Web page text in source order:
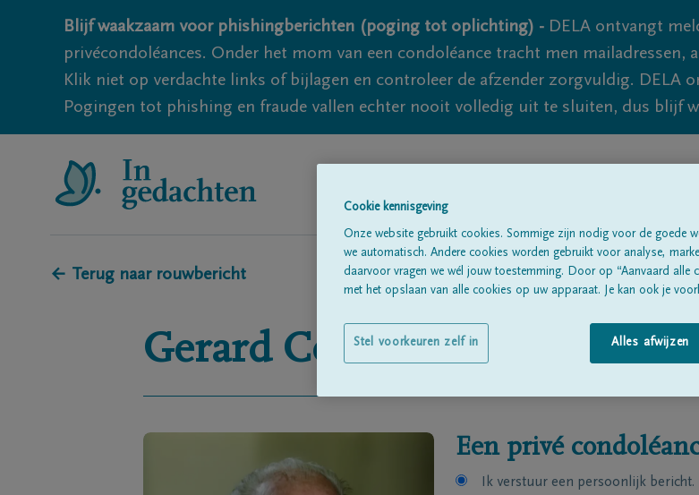
Blijf waakzaam voor phishingberichten (poging tot oplichting) - DELA ontvangt
privécondoléances. Onder het mom van een condoléance tracht men mailadressen,
Klik niet op verdachte links of bijlagen en controleer de afzender zorgvuldig. DELA
Pogingen tot phishing en fraude vallen echter nooit volledig uit te sluiten, dus blijf
← Terug naar rouwbericht
Gerard Couwet
Een privé
Ik verstuur een persoonlijk bericht.
Cookie kennisgeving
Onze website gebruikt cookies. Sommige zijn nodig voor de goede
we automatisch. Andere cookies worden gebruikt voor analyse,
daarvoor vragen we wél jouw toestemming. Door op “Aanvaard alle
met het opslaan van alle cookies op uw apparaat. Je kan ook je
Alles afwijzen
Stel voorkeuren zelf in